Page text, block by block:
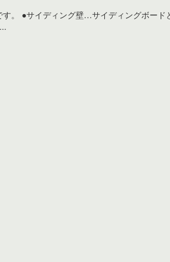
。 ●サイディング壁…サイディングボード